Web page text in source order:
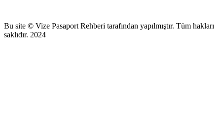
Bu site © Vize Pasaport Rehberi tarafından yapılmıştır. Tüm hakları
saklıdır. 2024